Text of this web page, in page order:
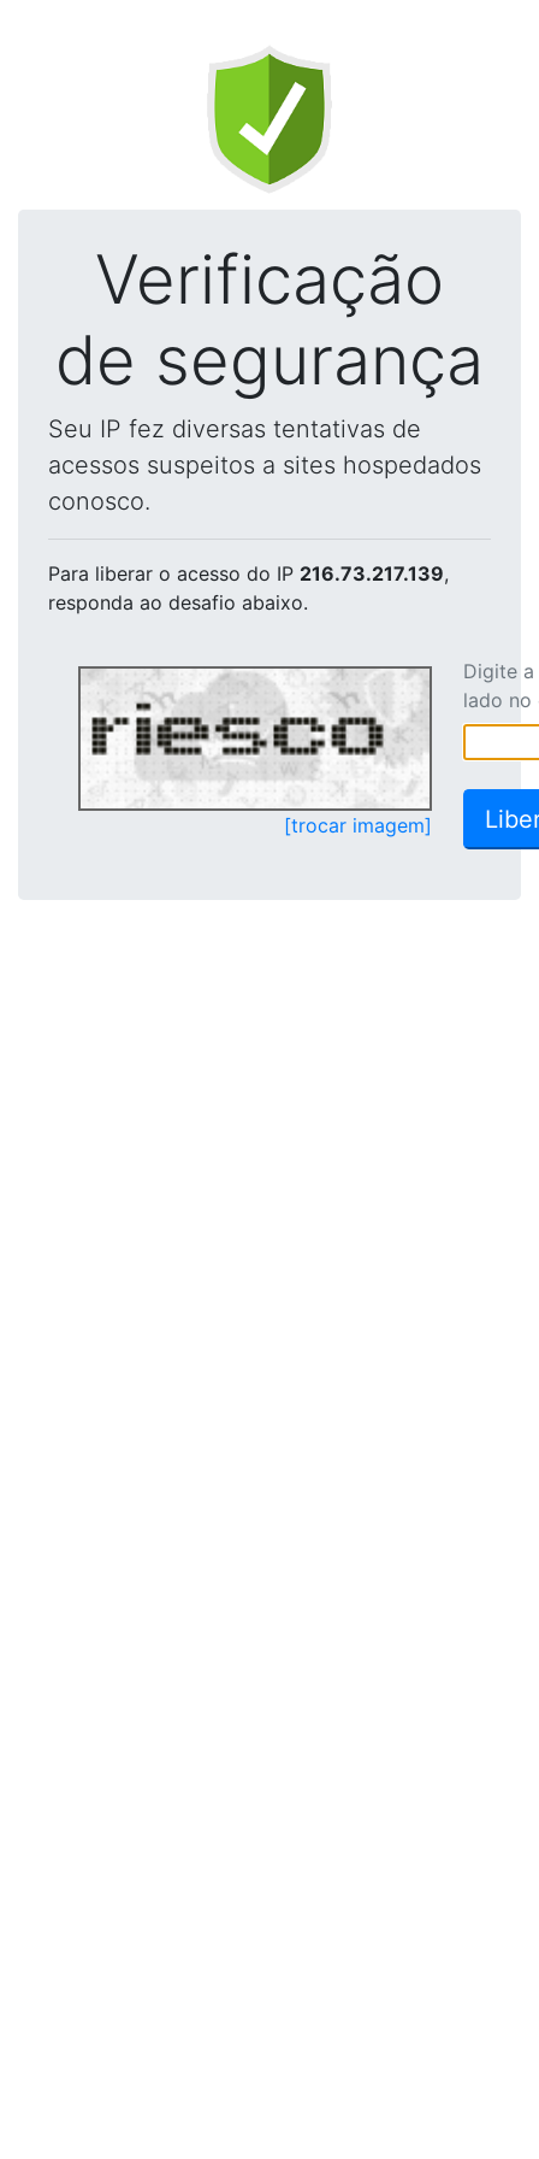
Verificação
de segurança
Seu IP fez diversas tentativas de
acessos suspeitos a sites hospedados
conosco.
Para liberar o acesso do IP 216.73.217.139,
responda ao desafio abaixo.
[trocar imagem]
Digite
lado no